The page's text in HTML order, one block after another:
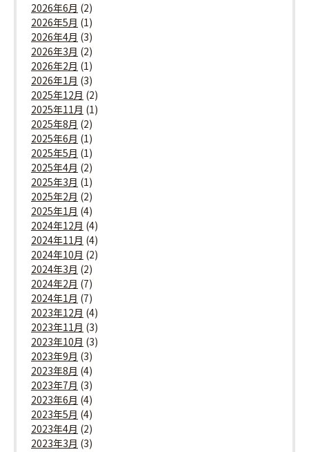
2026年6月 (2)
2026年5月 (1)
2026年4月 (3)
2026年3月 (2)
2026年2月 (1)
2026年1月 (3)
2025年12月 (2)
2025年11月 (1)
2025年8月 (2)
2025年6月 (1)
2025年5月 (1)
2025年4月 (2)
2025年3月 (1)
2025年2月 (2)
2025年1月 (4)
2024年12月 (4)
2024年11月 (4)
2024年10月 (2)
2024年3月 (2)
2024年2月 (7)
2024年1月 (7)
2023年12月 (4)
2023年11月 (3)
2023年10月 (3)
2023年9月 (3)
2023年8月 (4)
2023年7月 (3)
2023年6月 (4)
2023年5月 (4)
2023年4月 (2)
2023年3月 (3)